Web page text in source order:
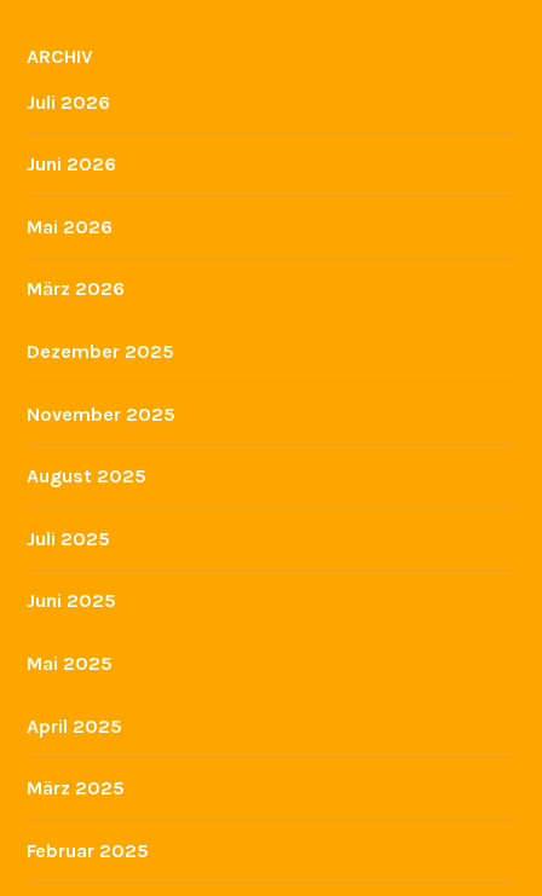
ARCHIV
Juli 2026
Juni 2026
Mai 2026
März 2026
Dezember 2025
November 2025
August 2025
Juli 2025
Juni 2025
Mai 2025
April 2025
März 2025
Februar 2025